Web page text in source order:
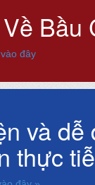
Bầu
đây
và dễ
thực